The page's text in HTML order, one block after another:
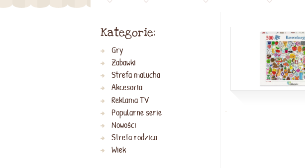
Kategorie:
Gry
Zabawki
Strefa malucha
Akcesoria
Reklama TV
Popularne serie
Nowości
Strefa rodzica
Wiek